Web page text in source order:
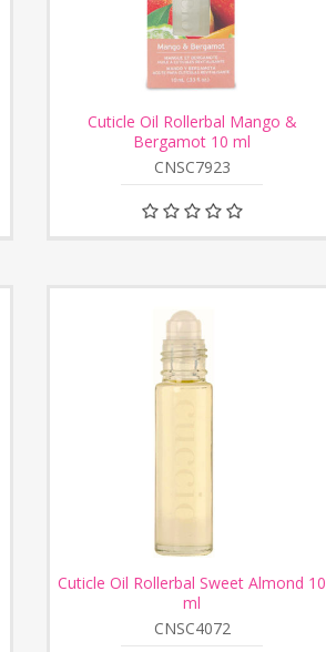
Cuticle Oil Rollerbal Mango &
Bergamot 10 ml
CNSC7923
Cuticle Oil Rollerbal Sweet Almond 10
ml
CNSC4072